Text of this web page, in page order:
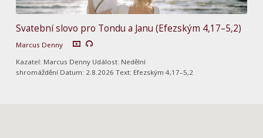
Svatební slovo pro Tondu a Janu (Efezským 4,17–5,2)
Marcus Denny
Kazatel: Marcus Denny Událost: Nedělní
shromáždění Datum: 2.8.2026 Text: Efezským 4,17–5,2